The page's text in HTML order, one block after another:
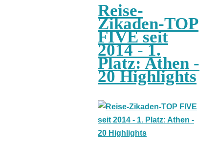
Reise-
Zikaden-TOP
FIVE seit
2014 - 1.
Platz: Athen -
20 Highlights